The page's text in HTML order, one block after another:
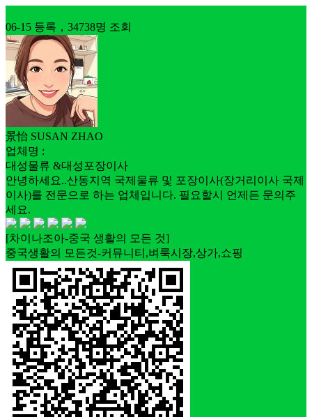
06-15 등록，34738명 조회
景怡 SUSAN ZHAO
업체명 :
대성물류 &대성포장이사
안녕하세요..산동지역 국제물류 및 포장이사(장거리이사 국제
이사)를 전문으로 하는 업체입니다. 필요할시 언제든 문의주
세요.
[차이나조아-중국 생활의 모든 것]
중국생활의 모든것-커뮤니티,벼룩시장,상가,쇼핑